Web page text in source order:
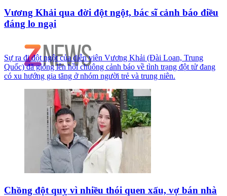
Vương Khải qua đời đột ngột, bác sĩ cảnh báo điều
đáng lo ngại
Sự ra đi đột ngột của diễn viên Vương Khải (Đài Loan, Trung
Quốc) đã gióng lên hồi chuông cảnh báo về tình trạng đột tử đang
có xu hướng gia tăng ở nhóm người trẻ và trung niên.
Chồng đột quỵ vì nhiều thói quen xấu, vợ bán nhà